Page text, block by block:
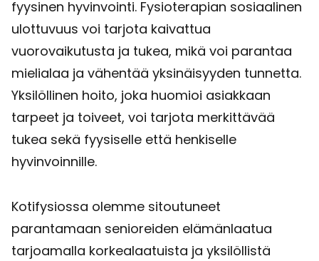
fyysinen hyvinvointi. Fysioterapian sosiaalinen
ulottuvuus voi tarjota kaivattua
vuorovaikutusta ja tukea, mikä voi parantaa
mielialaa ja vähentää yksinäisyyden tunnetta.
Yksilöllinen hoito, joka huomioi asiakkaan
tarpeet ja toiveet, voi tarjota merkittävää
tukea sekä fyysiselle että henkiselle
hyvinvoinnille.
Kotifysiossa olemme sitoutuneet
parantamaan senioreiden elämänlaatua
tarjoamalla korkealaatuista ja yksilöllistä